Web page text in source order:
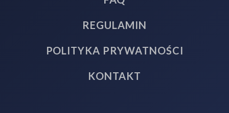
REGULAMIN
POLITYKA PRYWATNOŚCI
KONTAKT